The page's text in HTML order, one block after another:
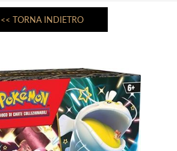
<< TORNA INDIETRO